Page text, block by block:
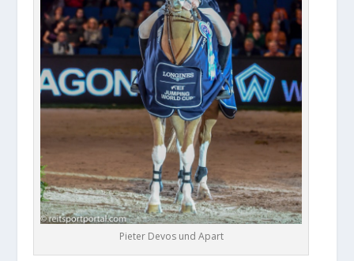
Pieter Devos und Apart